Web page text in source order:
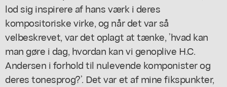
lod sig inspirere af hans værk i deres
kompositoriske virke, og når det var så
velbeskrevet, var det oplagt at tænke, ’hvad kan
man gøre i dag, hvordan kan vi genoplive H.C.
Andersen i forhold til nulevende komponister og
deres tonesprog?’. Det var et af mine fikspunkter,